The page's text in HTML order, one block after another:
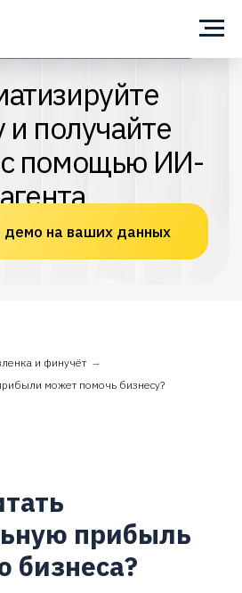
директора
ИИ-
ваших данных
и финучёт →
может помочь бизнесу?
прибыль
бизнеса?